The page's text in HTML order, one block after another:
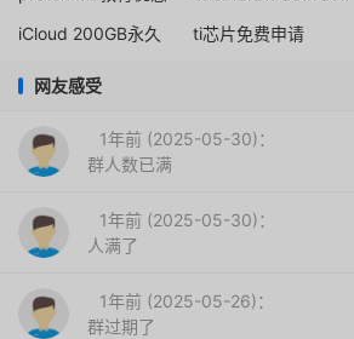
iCloud 200GB永久
ti芯片免费申请
网友感受
1年前 (2025-05-30)：
群人数已满
1年前 (2025-05-30)：
人满了
1年前 (2025-05-26)：
群过期了